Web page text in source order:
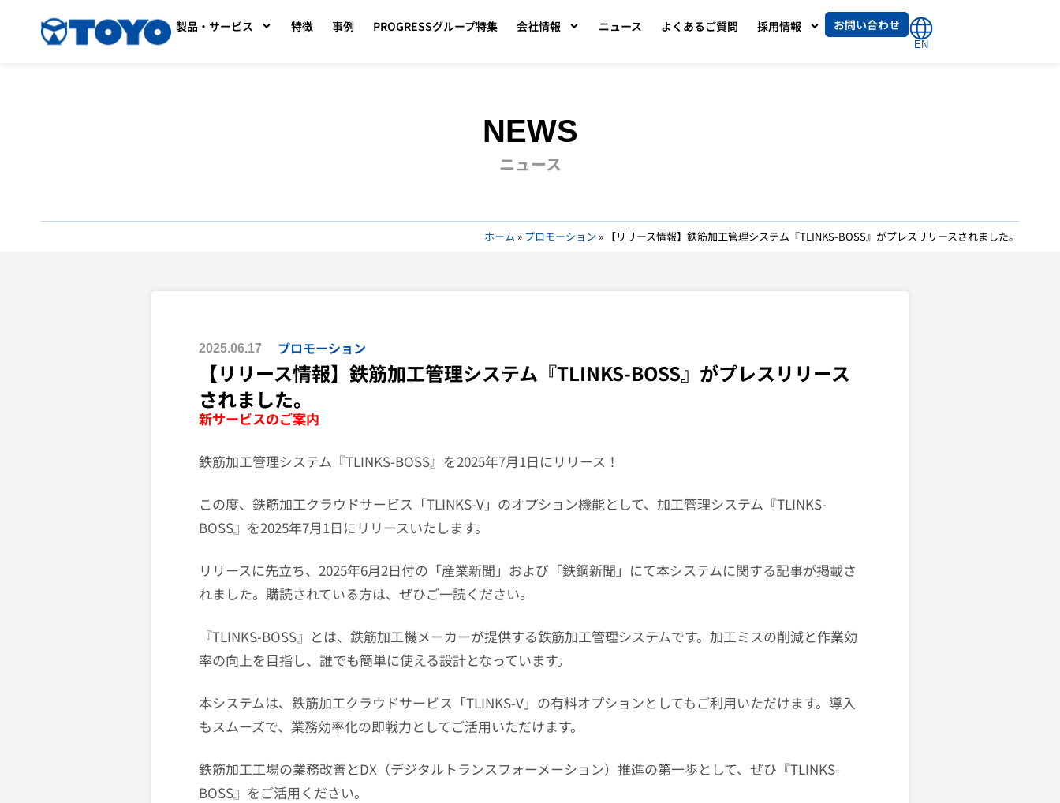
製品・サービス 特徴 事例 PROGRESSグループ特集 会社情報 ニュース よくあるご質問 採用情報 お問い合わせ
EN
NEWS
ニュース
ホーム » プロモーション » 【リリース情報】鉄筋加工管理システム『TLINKS-BOSS』がプレスリリースされました。
2025.06.17 プロモーション
【リリース情報】鉄筋加工管理システム『TLINKS-BOSS』がプレスリリース
されました。
新サービスのご案内
鉄筋加工管理システム『TLINKS-BOSS』を2025年7月1日にリリース！
この度、鉄筋加工クラウドサービス「TLINKS-V」のオプション機能として、加工管理システム『TLINKS-
BOSS』を2025年7月1日にリリースいたします。
リリースに先立ち、2025年6月2日付の「産業新聞」および「鉄鋼新聞」にて本システムに関する記事が掲載さ
れました。購読されている方は、ぜひご一読ください。
『TLINKS-BOSS』とは、鉄筋加工機メーカーが提供する鉄筋加工管理システムです。加工ミスの削減と作業効
率の向上を目指し、誰でも簡単に使える設計となっています。
本システムは、鉄筋加工クラウドサービス「TLINKS-V」の有料オプションとしてもご利用いただけます。導入
もスムーズで、業務効率化の即戦力としてご活用いただけます。
鉄筋加工工場の業務改善とDX（デジタルトランスフォーメーション）推進の第一歩として、ぜひ『TLINKS-
BOSS』をご活用ください。